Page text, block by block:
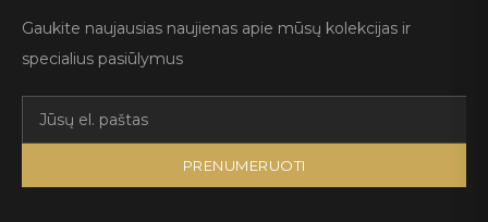
Gaukite naujausias naujienas apie mūsų kolekcijas ir
specialius pasiūlymus
PRENUMERUOTI